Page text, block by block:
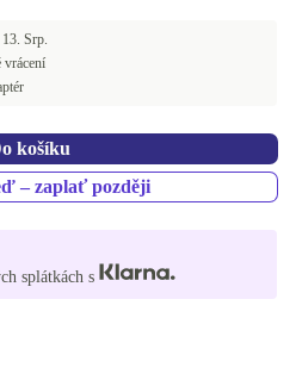
13. Srp.
vrácení
košíku
– zaplať později
splátkách s